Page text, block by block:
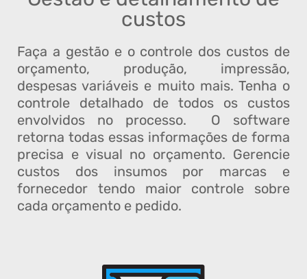
custos
Faça a gestão e o controle dos custos de
orçamento, produção, impressão,
despesas variáveis e muito mais. Tenha o
controle detalhado de todos os custos
envolvidos no processo. O software
retorna todas essas informações de forma
precisa e visual no orçamento. Gerencie
custos dos insumos por marcas e
fornecedor tendo maior controle sobre
cada orçamento e pedido.